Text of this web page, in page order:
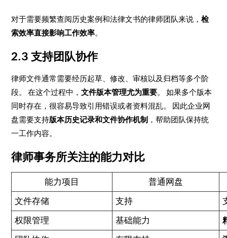
对于需要频繁查阅历史案例和法律文书的律师团队来说，检
索效率直接影响工作效率。
2.3 支持团队协作
律师文件通常需要经历起草、修改、审核以及归档等多个阶
段。 在这个过程中，文件版本管理尤为重要。 如果多个版本
同时存在，很容易导致引用错误或者资料混乱。 因此企业网
盘需要支持版本历史记录和文件协作机制 ，帮助团队保持统
一工作内容。
律师事务所关注的能力对比
能力项目
普通网盘
文件存储
支持
权限管理
基础能力